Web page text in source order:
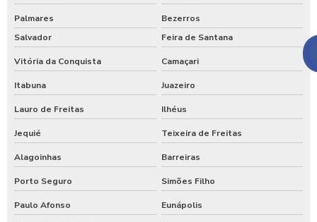
Palmares
Bezerros
Salvador
Feira de Santana
Vitória da Conquista Camaçari
Itabuna Juazeiro
Lauro de Freitas Ilhéus
Jequié Teixeira de Freitas
Alagoinhas Barreiras
Porto Seguro Simões Filho
Paulo Afonso Eunápolis